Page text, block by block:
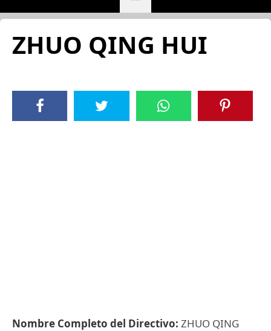
ZHUO QING HUI
Nombre Completo del Directivo: ZHUO QING